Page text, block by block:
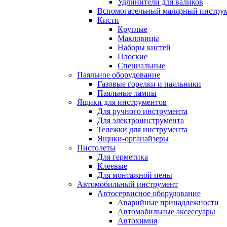
Удлинители для валиков
Вспомогательный малярный
Кисти
Круглые
Макловицы
Наборы кистей
Плоские
Специальные
Паяльное оборудование
Газовые горелки и паяльники
Паяльные лампы
Ящики для инструментов
Для ручного инструмента
Для электроинструмента
Тележки для инструмента
Ящики-органайзеры
Пистолеты
Для герметика
Клеевые
Для монтажной пены
Автомобильный инструмент
Автосервисное оборудование
Аварийные принадлежности
Автомобильные аксессуары
Автохимия